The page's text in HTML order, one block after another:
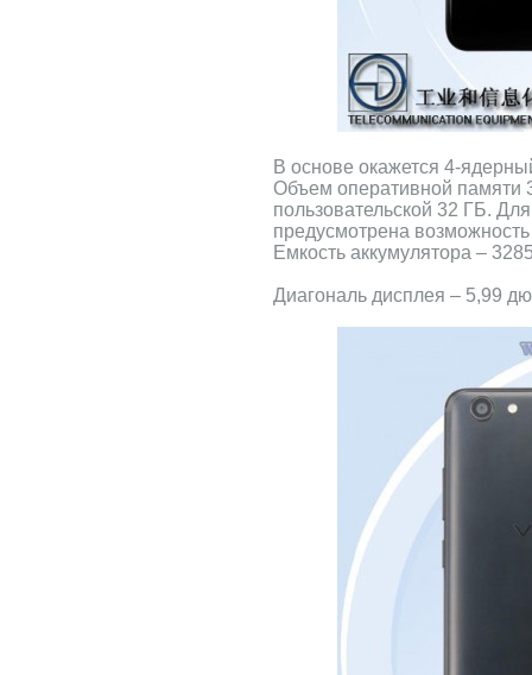
В основе окажется 4-
Объем оперативной памяти
пользовательской 32 ГБ.
предусмотрена
Емкость аккумулятора –
Диагональ дисплея – 5,99